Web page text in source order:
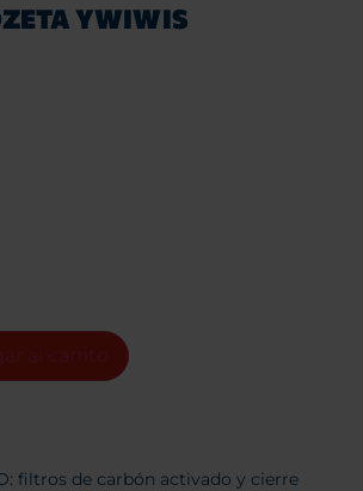
YWIWIS
filtros de carbón activado y cierre